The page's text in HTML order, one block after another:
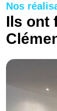
Nos
Ils ont